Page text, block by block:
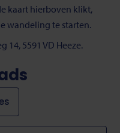
kaart hierboven klikt,
wandeling te starten.
14, 5591 VD Heeze.